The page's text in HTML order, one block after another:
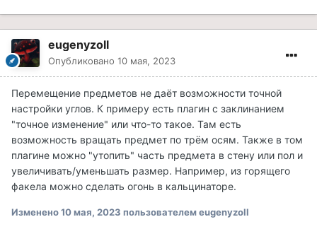
eugenyzoll
Опубликовано 10 мая, 2023
Перемещение предметов не даёт возможности точной
настройки углов. К примеру есть плагин с заклинанием
"точное изменение" или что-то такое. Там есть
возможность вращать предмет по трём осям. Также в том
плагине можно "утопить" часть предмета в стену или пол и
увеличивать/уменьшать размер. Например, из горящего
факела можно сделать огонь в кальцинаторе.
Изменено10 мая, 2023 пользователем eugenyzoll